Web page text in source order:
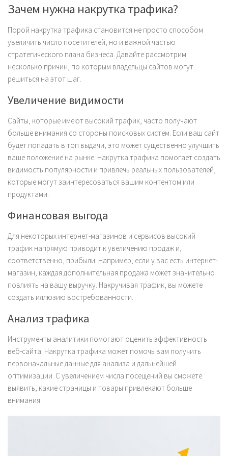
Зачем нужна накрутка трафика?
Порой накрутка трафика становится не просто способом
увеличить число посетителей, но и важной частью
стратегического плана бизнеса. Давайте рассмотрим
несколько причин, по которым владельцы сайтов могут
решиться на этот шаг.
Увеличение видимости
Сайты, которые имеют высокий трафик, часто получают
больше внимания со стороны поисковых систем. Если ваш сайт
будет попадать в топ выдачи, это может существенно улучшить
ваше положение на рынке. Накрутка трафика помогает создать
видимость популярности и привлечь реальных пользователей,
которые могут заинтересоваться вашим контентом или
продуктами.
Финансовая выгода
Для некоторых интернет-магазинов и сервисов высокий
трафик напрямую приводит к увеличению продаж и,
соответственно, прибыли. Например, если у вас есть интернет-
магазин, каждая дополнительная продажа может значительно
повлиять на вашу выручку. Накручивая трафик, вы можете
создать иллюзию востребованности.
Анализ трафика
Инструменты аналитики помогают оценить эффективность
веб-сайта. Накрутка трафика может помочь вам получить
первоначальные данные для анализа и дальнейшей
оптимизации. С увеличением числа посещений вы сможете
выявить, какие страницы и товары привлекают больше
внимания.